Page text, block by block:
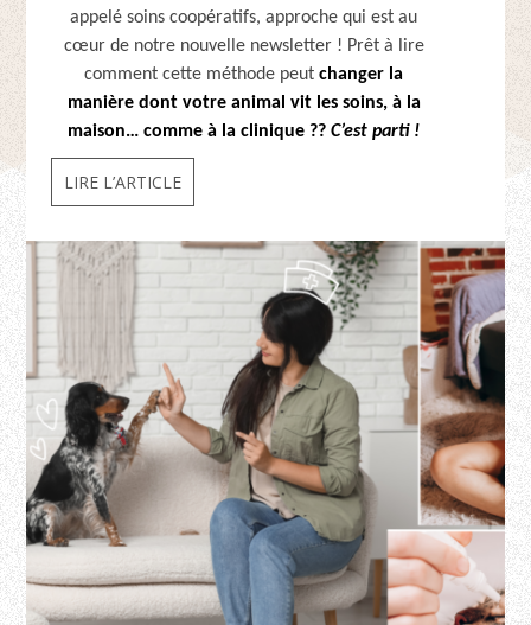
appelé soins coopératifs, approche qui est au
cœur de notre nouvelle newsletter ! Prêt à lire
comment cette méthode peutchanger la
manière dont votre animal vit les soins, à la
maison… comme à la clinique ?? C’est parti !
LIRE L’ARTICLE